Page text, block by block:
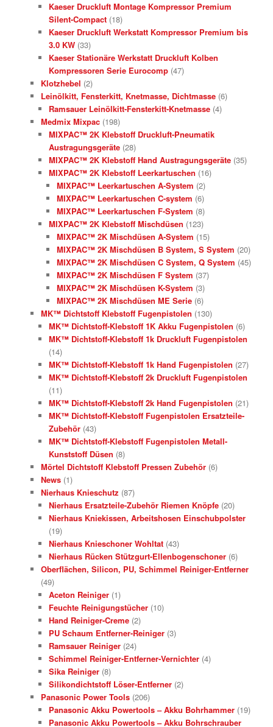
Kaeser Druckluft Montage Kompressor Premium
Silent-Compact (18)
Kaeser Druckluft Werkstatt Kompressor Premium bis
3.0 KW (33)
Kaeser Stationäre Werkstatt Druckluft Kolben
Kompressoren Serie Eurocomp (47)
Klotzhebel (2)
Leinölkitt, Fensterkitt, Knetmasse, Dichtmasse (6)
Ramsauer Leinölkitt-Fensterkitt-Knetmasse (4)
Medmix Mixpac (198)
MIXPAC™ 2K Klebstoff Druckluft-Pneumatik
Austragungsgeräte (28)
MIXPAC™ 2K Klebstoff Hand Austragungsgeräte (35)
MIXPAC™ 2K Klebstoff Leerkartuschen (16)
MIXPAC™ Leerkartuschen A-System (2)
MIXPAC™ Leerkartuschen C-system (6)
MIXPAC™ Leerkartuschen F-System (8)
MIXPAC™ 2K Klebstoff Mischdüsen (123)
MIXPAC™ 2K Mischdüsen A-System (15)
MIXPAC™ 2K Mischdüsen B System, S System (20)
MIXPAC™ 2K Mischdüsen C System, Q System (45)
MIXPAC™ 2K Mischdüsen F System (37)
MIXPAC™ 2K Mischdüsen K-System (3)
MIXPAC™ 2K Mischdüsen ME Serie (6)
MK™ Dichtstoff Klebstoff Fugenpistolen (130)
MK™ Dichtstoff-Klebstoff 1K Akku Fugenpistolen (6)
MK™ Dichtstoff-Klebstoff 1k Druckluft Fugenpistolen
(14)
MK™ Dichtstoff-Klebstoff 1k Hand Fugenpistolen (27)
MK™ Dichtstoff-Klebstoff 2k Druckluft Fugenpistolen
(11)
MK™ Dichtstoff-Klebstoff 2k Hand Fugenpistolen (21)
MK™ Dichtstoff-Klebstoff Fugenpistolen Ersatzteile-
Zubehör (43)
MK™ Dichtstoff-Klebstoff Fugenpistolen Metall-
Kunststoff Düsen (8)
Mörtel Dichtstoff Klebstoff Pressen Zubehör (6)
News (1)
Nierhaus Knieschutz (87)
Nierhaus Ersatzteile-Zubehör Riemen Knöpfe (20)
Nierhaus Kniekissen, Arbeitshosen Einschubpolster
(19)
Nierhaus Knieschoner Wohltat (43)
Nierhaus Rücken Stützgurt-Ellenbogenschoner (6)
Oberflächen, Silicon, PU, Schimmel Reiniger-Entferner
(49)
Aceton Reiniger (1)
Feuchte Reinigungstücher (10)
Hand Reiniger-Creme (2)
PU Schaum Entferner-Reiniger (3)
Ramsauer Reiniger (24)
Schimmel Reiniger-Entferner-Vernichter (4)
Sika Reiniger (8)
Silikondichtstoff Löser-Entferner (2)
Panasonic Power Tools (206)
Panasonic Akku Powertools – Akku Bohrhammer (19)
Panasonic Akku Powertools – Akku Bohrschrauber